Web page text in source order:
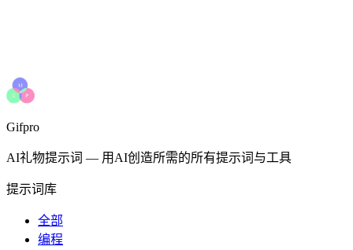
Gifpro
AI礼物提示词 — 用AI创造所需的所有提示词与工具
提示词库
全部
编程